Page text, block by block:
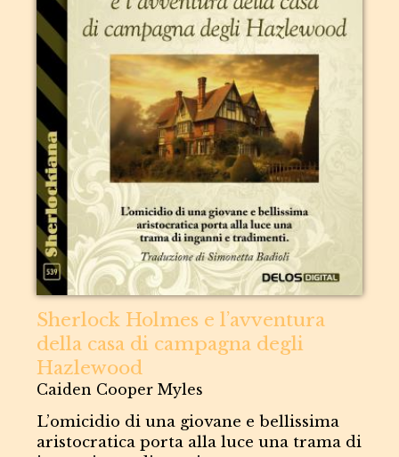
Sherlock Holmes e l’avventura
della casa di campagna degli
Hazlewood
Caiden Cooper Myles
L’omicidio di una giovane e bellissima
aristocratica porta alla luce una trama di